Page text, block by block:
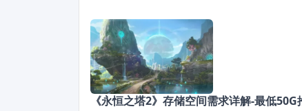
《永恒之塔2》存储空间需求详解-最低50G